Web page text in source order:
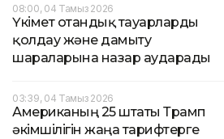
08:00, 04 Тамыз 2026
Үкімет отандық тауарларды
қолдау және дамыту
шараларына назар аударады
03:39, 04 Тамыз 2026
Американың 25 штаты Трамп
әкімшілігін жаңа тарифтерге